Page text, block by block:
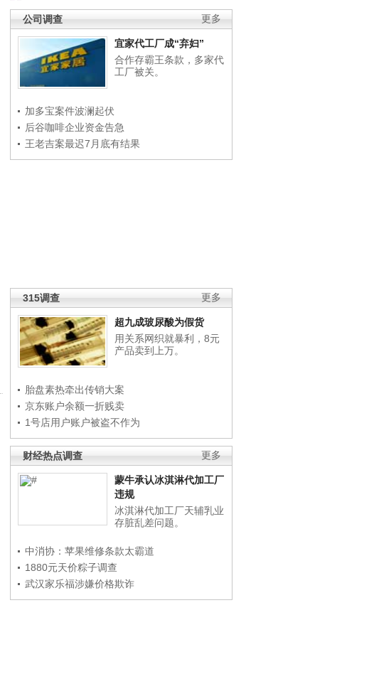
更多
公司调查
宜家代工厂成“弃妇”
合作存霸王条款，多家代
工厂被关。
加多宝案件波澜起伏
后谷咖啡企业资金告急
王老吉案最迟7月底有结果
更多
315调查
超九成玻尿酸为假货
用关系网织就暴利，8元
产品卖到上万。
胎盘素热牵出传销大案
京东账户余额一折贱卖
1号店用户账户被盗不作为
更多
财经热点调查
蒙牛承认冰淇淋代加工厂
违规
冰淇淋代加工厂天辅乳业
存脏乱差问题。
中消协：苹果维修条款太霸道
1880元天价粽子调查
武汉家乐福涉嫌价格欺诈